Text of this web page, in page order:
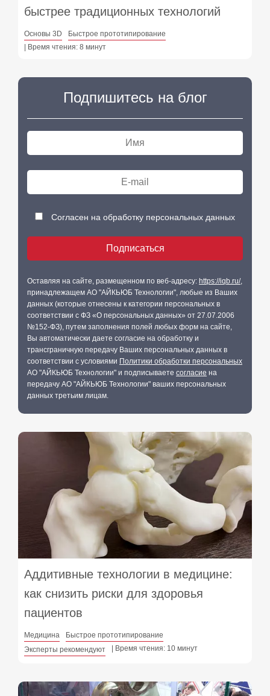
быстрее традиционных технологий
Основы 3D
Быстрое прототипирование
| Время чтения: 8 минут
Подпишитесь на блог
Согласен на обработку персональных данных
Оставляя на сайте, размещенном по веб-адресу: https://iqb.ru/,
принадлежащем АО "АЙКЬЮБ Технологии", любые из Ваших
данных (которые отнесены к категории персональных в
соответствии с ФЗ «О персональных данных» от 27.07.2006
№152-ФЗ), путем заполнения полей любых форм на сайте,
Вы автоматически даете согласие на обработку и
трансграничную передачу Ваших персональных данных в
соответствии с условиями Политики обработки персональных
АО "АЙКЬЮБ Технологии" и подписываете согласие на
передачу АО "АЙКЬЮБ Технологии" ваших персональных
данных третьим лицам.
Аддитивные технологии в медицине:
как снизить риски для здоровья
пациентов
Медицина
Быстрое прототипирование
Эксперты рекомендуют
| Время чтения: 10 минут